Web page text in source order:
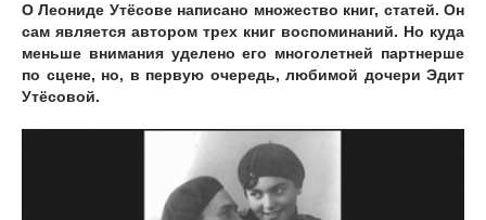
О Леониде Утёсове написано множество книг, статей. Он
сам является автором трех книг воспоминаний. Но куда
меньше внимания уделено его многолетней партнерше
по сцене, но, в первую очередь, любимой дочери Эдит
Утёсовой.